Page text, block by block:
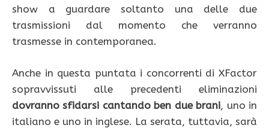
show a guardare soltanto una delle due
trasmissioni dal momento che verranno
trasmesse in contemporanea.
Anche in questa puntata i concorrenti di XFactor
sopravvissuti alle precedenti eliminazioni
dovranno sfidarsi cantando ben due brani, uno in
italiano e uno in inglese. La serata, tuttavia, sarà